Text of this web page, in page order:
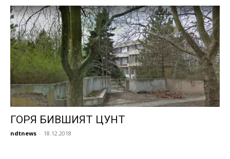
ГОРЯ БИВШИЯТ ЦУНТ
ndtnews - 18.12.2018